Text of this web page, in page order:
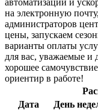
на электронную
администраторов
цены, запускаем
варианты оплаты
для вас, уважаемые и
хорошее
ориентир в работе!
Дата
День